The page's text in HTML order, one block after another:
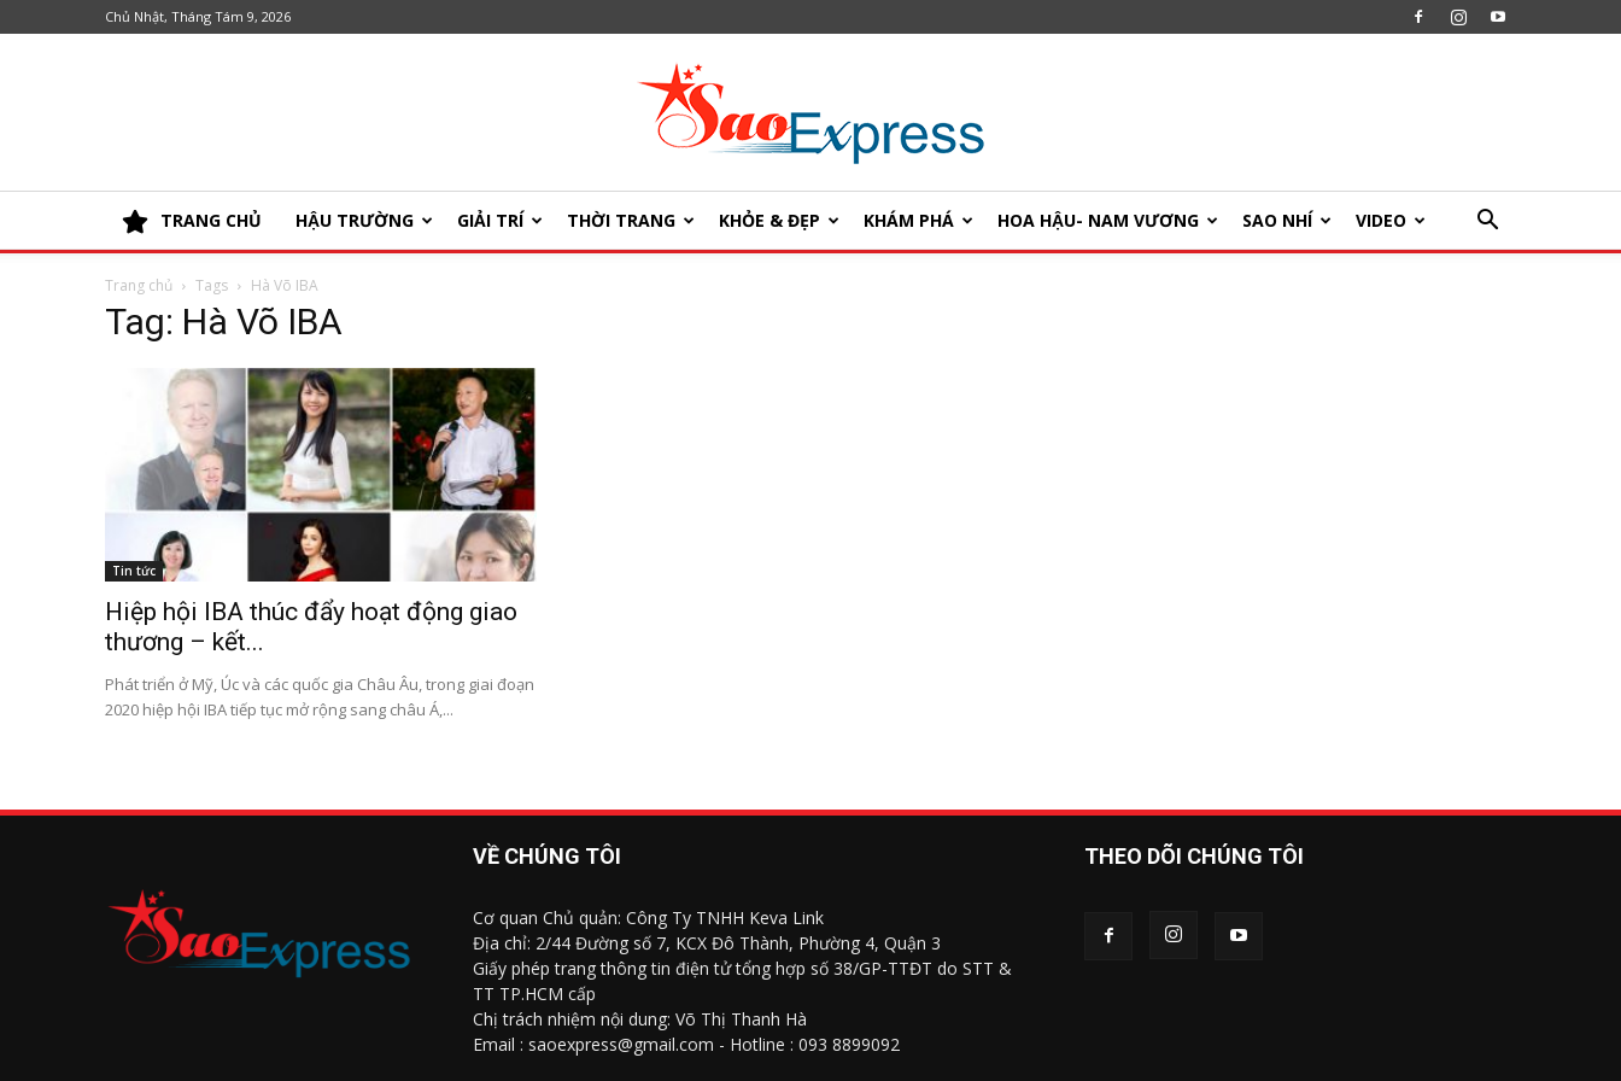
Chủ Nhật, Tháng Tám 9, 2026
SaoExpress
TRANG CHỦ HẬU TRƯỜNG GIẢI TRÍ THỜI TRANG KHỎE & ĐẸP KHÁM PHÁ HOA HẬU- NAM VƯƠNG SAO NHÍ VIDEO
Trang chủ Tags Hà Võ IBA
Tag: Hà Võ IBA
Tin tức
Hiệp hội IBA thúc đẩy hoạt động giao
thương – kết...
Phát triển ở Mỹ, Úc và các quốc gia Châu Âu, trong giai đoạn
2020 hiệp hội IBA tiếp tục mở rộng sang châu Á,...
VỀ CHÚNG TÔI
Cơ quan Chủ quản: Công Ty TNHH Keva Link
Địa chỉ: 2/44 Đường số 7, KCX Đô Thành, Phường 4, Quận 3
Giấy phép trang thông tin điện tử tổng hợp số 38/GP-TTĐT do STT &
TT TP.HCM cấp
Chị trách nhiệm nội dung: Võ Thị Thanh Hà
Email : saoexpress@gmail.com - Hotline : 093 8899092
THEO DÕI CHÚNG TÔI